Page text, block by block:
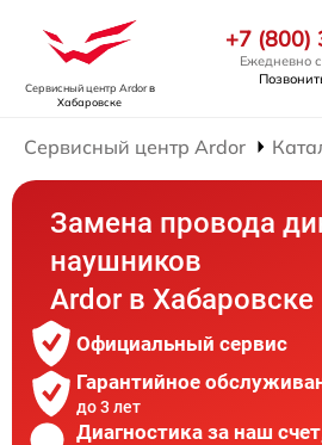
Сервисный центр Ardorв
Хабаровске
+7 (800)
Ежедневно
Сервисный центр Ardor
Замена провода
наушников
Ardor в Хабаровске
Официальный сервис
Гарантийное
до 3 лет
Диагностика за наш